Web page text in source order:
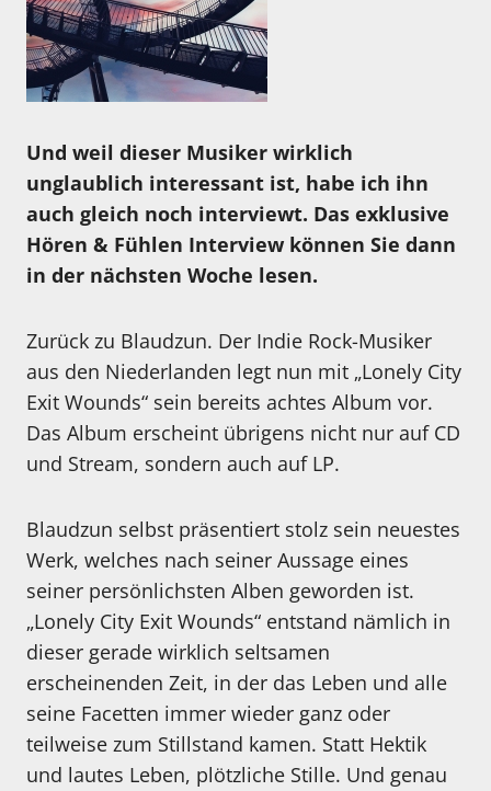
Und weil dieser Musiker wirklich
unglaublich interessant ist, habe ich ihn
auch gleich noch interviewt. Das exklusive
Hören & Fühlen Interview können Sie dann
in der nächsten Woche lesen.
Zurück zu Blaudzun. Der Indie Rock-Musiker
aus den Niederlanden legt nun mit „Lonely City
Exit Wounds“ sein bereits achtes Album vor.
Das Album erscheint übrigens nicht nur auf CD
und Stream, sondern auch auf LP.
Blaudzun selbst präsentiert stolz sein neuestes
Werk, welches nach seiner Aussage eines
seiner persönlichsten Alben geworden ist.
„Lonely City Exit Wounds“ entstand nämlich in
dieser gerade wirklich seltsamen
erscheinenden Zeit, in der das Leben und alle
seine Facetten immer wieder ganz oder
teilweise zum Stillstand kamen. Statt Hektik
und lautes Leben, plötzliche Stille. Und genau